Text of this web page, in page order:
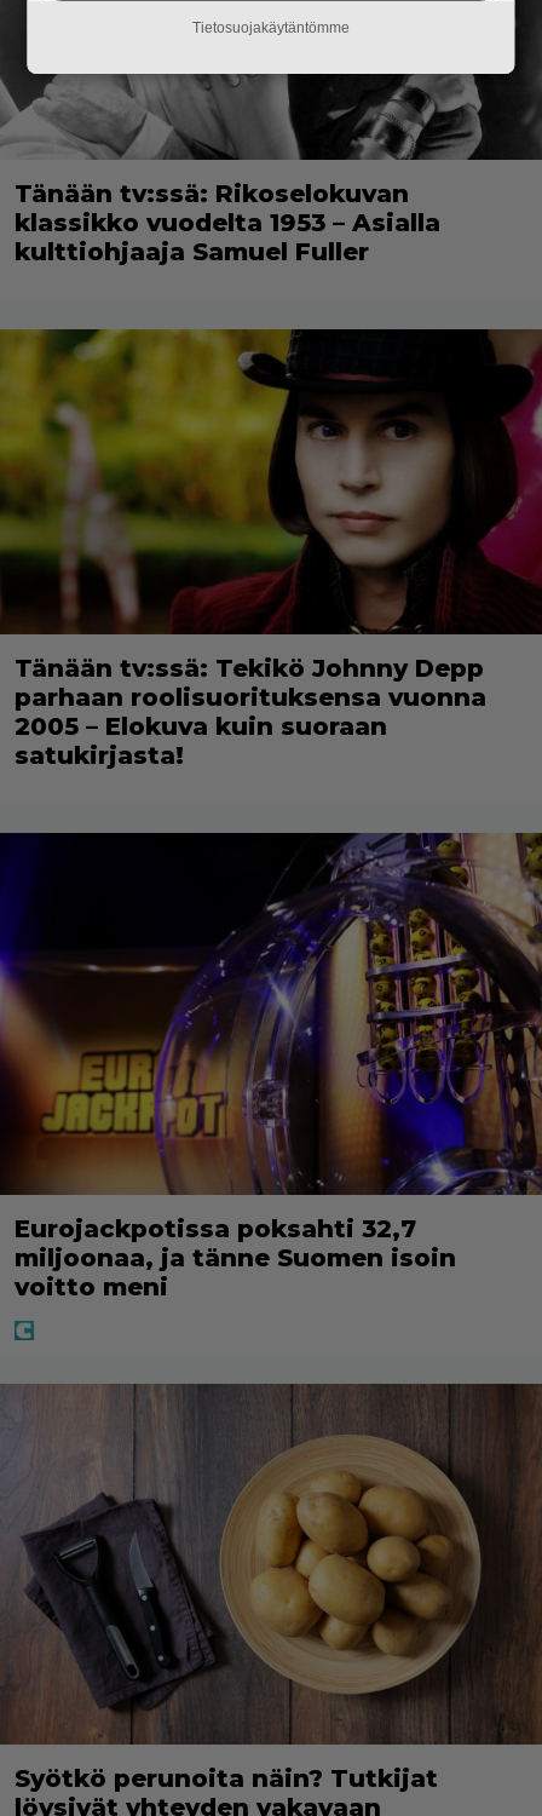
Tänään tv:ssä: Rikoselokuvan
klassikko vuodelta 1953 – Asialla
kulttiohjaaja Samuel Fuller
Tänään tv:ssä: Tekikö Johnny Depp
parhaan roolisuorituksensa vuonna
2005 – Elokuva kuin suoraan
satukirjasta!
Eurojackpotissa poksahti 32,7
miljoonaa, ja tänne Suomen isoin
voitto meni
Syötkö perunoita näin? Tutkijat
löysivät yhteyden vakavaan
Tietosuojakäytäntömme